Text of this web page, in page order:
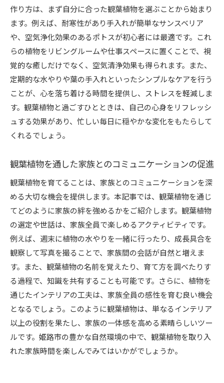
作り方は、まず自分に合った観葉植物を選ぶことから始まり
ます。例えば、耐寒性があり手入れが簡単なサンスベリア
や、空気浄化効果のあるポトスが初心者には最適です。これ
らの植物をリビングルームや仕事スペースに置くことで、視
覚的な癒しだけでなく、空気清浄効果も得られます。また、
定期的な水やりや葉の手入れといったシンプルなケアを行う
ことが、心を落ち着ける時間を提供し、ストレスを軽減しま
す。観葉植物と過ごすひとときは、自己の心身をリフレッシ
ュする効果があり、忙しい毎日に穏やかな変化をもたらして
くれるでしょう。
観葉植物を通した家族とのコミュニケーションの促進
観葉植物を育てることは、家族とのコミュニケーションを深
める大切な機会を提供します。本記事では、観葉植物を通じ
てどのように家族の絆を強めるかをご紹介します。観葉植物
の選定や世話は、家族全員で楽しめるアクティビティです。
例えば、週末に植物の水やりを一緒に行ったり、成長具合を
観察して写真を撮ることで、家族間の会話が自然と増えま
す。また、観葉植物の名前を覚えたり、育て方を調べたりす
る過程で、知識を共有することも可能です。さらに、植物を
通じたインテリアの工夫は、家族全員の感性を育む良い機会
となるでしょう。このように観葉植物は、単なるインテリア
以上の役割を果たし、家族の一体感を高める素晴らしいツー
ルです。姫路市の豊かな自然環境の中で、観葉植物を取り入
れた家族時間を楽しんでみてはいかがでしょうか。